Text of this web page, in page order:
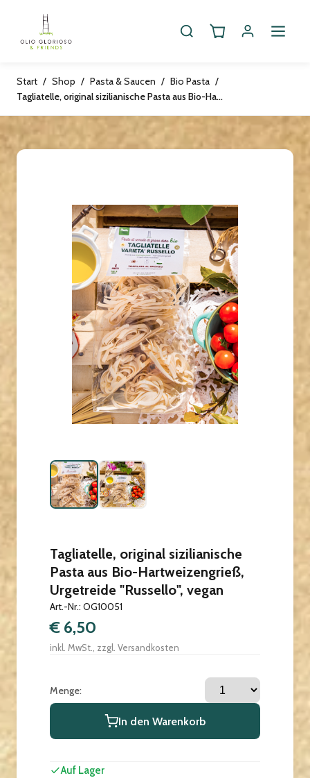
Start / Shop / Pasta & Saucen / Bio Pasta /
Tagliatelle, original sizilianische Pasta aus Bio-Hartweizengrieß, Urgetreide "Russello", vegan
Tagliatelle, original sizilianische
Pasta aus Bio-Hartweizengrieß,
Urgetreide "Russello", vegan
Art.-Nr.: OG10051
€ 6,50
inkl. MwSt., zzgl. Versandkosten
Menge:
In den Warenkorb
Auf Lager